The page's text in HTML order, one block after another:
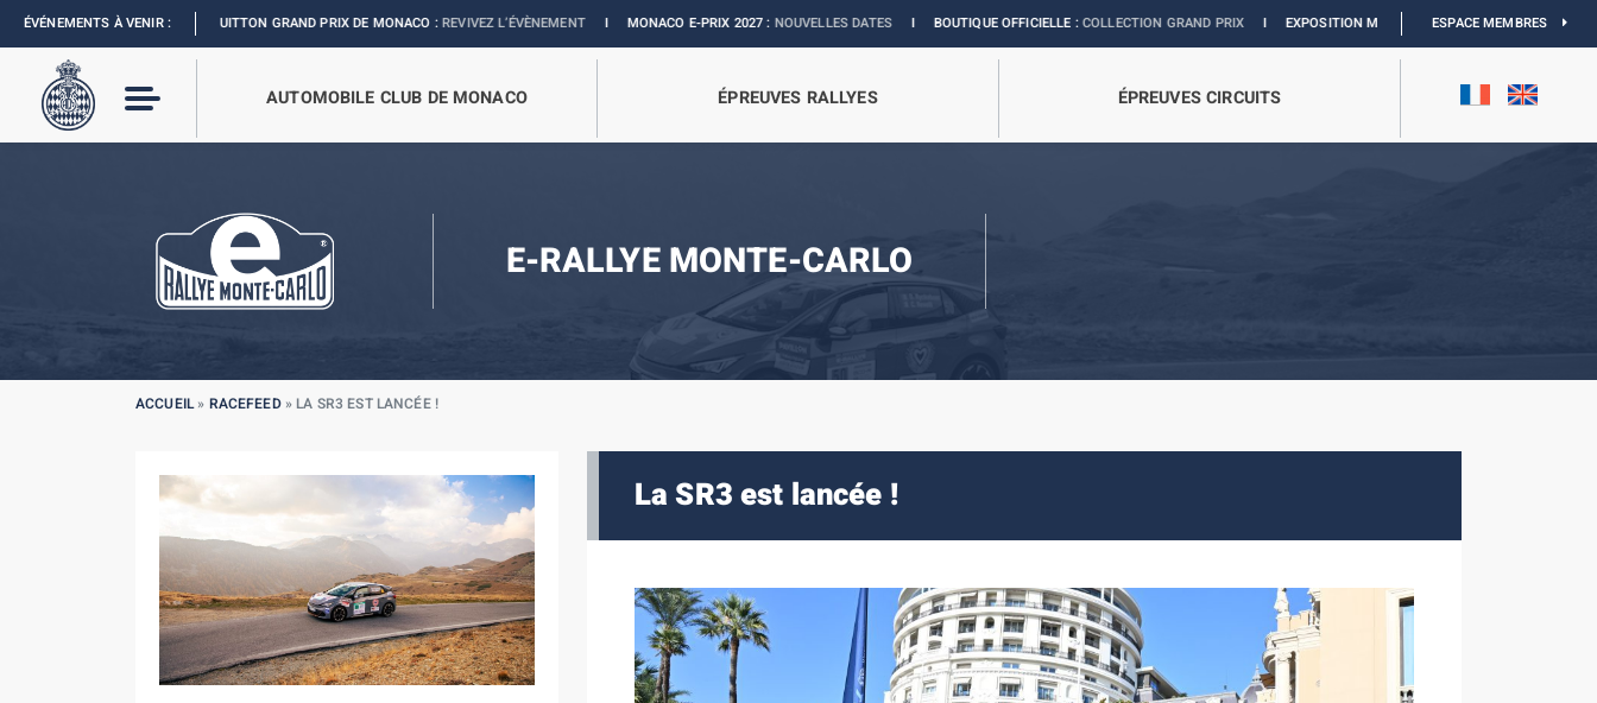
ÉVÉNEMENTS À VENIR :
FORMULA 1 LOUIS VUITTON GRAND PRIX DE MONACO :REVIVEZ L’ÉVÈNEMENTIMONACO E-PRIX 2027 :NOUVELLES DATESIBOUTIQUE OFFICIELLE :COLLECTION GRAND PRIX IEXPOSITION MONACO & L’AUTOMOBILE :DÉCOUVREZ
ESPACE MEMBRES
AUTOMOBILE CLUB DE MONACO ÉPREUVES RALLYES ÉPREUVES CIRCUITS
E-RALLYE MONTE-CARLO
ACCUEIL» RACEFEED» LA SR3 EST LANCÉE !
La SR3 est lancée !